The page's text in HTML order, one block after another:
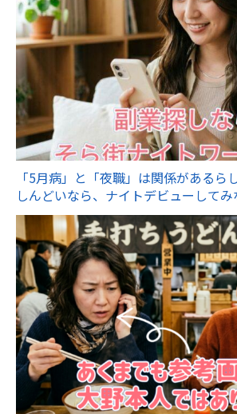
「5月病」と「夜職」は関係がある
しんどいなら、ナイトデビューして